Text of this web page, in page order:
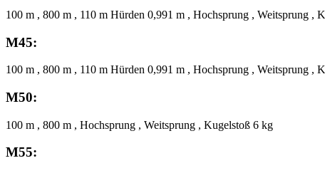
100 m , 800 m , 110 m Hürden 0,991 m , Hochsprung , Weitsprung ,
M45:
100 m , 800 m , 110 m Hürden 0,991 m , Hochsprung , Weitsprung ,
M50:
100 m , 800 m , Hochsprung , Weitsprung , Kugelstoß 6 kg
M55: